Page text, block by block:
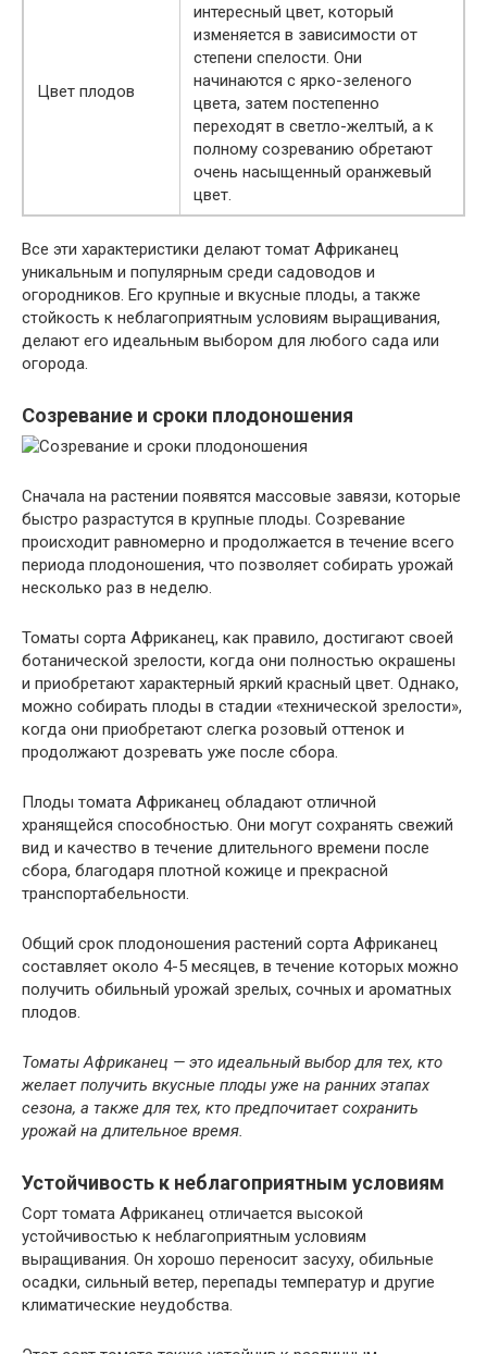
Цвет плодов
интересный цвет, который
изменяется в зависимости от
степени спелости. Они
начинаются с ярко-зеленого
цвета, затем постепенно
переходят в светло-желтый, а к
полному созреванию обретают
очень насыщенный оранжевый
цвет.
Все эти характеристики делают томат Африканец
уникальным и популярным среди садоводов и
огородников. Его крупные и вкусные плоды, а также
стойкость к неблагоприятным условиям выращивания,
делают его идеальным выбором для любого сада или
огорода.
Созревание и сроки плодоношения
Сначала на растении появятся массовые завязи, которые
быстро разрастутся в крупные плоды. Созревание
происходит равномерно и продолжается в течение всего
периода плодоношения, что позволяет собирать урожай
несколько раз в неделю.
Томаты сорта Африканец, как правило, достигают своей
ботанической зрелости, когда они полностью окрашены
и приобретают характерный яркий красный цвет. Однако,
можно собирать плоды в стадии «технической зрелости»,
когда они приобретают слегка розовый оттенок и
продолжают дозревать уже после сбора.
Плоды томата Африканец обладают отличной
хранящейся способностью. Они могут сохранять свежий
вид и качество в течение длительного времени после
сбора, благодаря плотной кожице и прекрасной
транспортабельности.
Общий срок плодоношения растений сорта Африканец
составляет около 4-5 месяцев, в течение которых можно
получить обильный урожай зрелых, сочных и ароматных
плодов.
Томаты Африканец — это идеальный выбор для тех, кто
желает получить вкусные плоды уже на ранних этапах
сезона, а также для тех, кто предпочитает сохранить
урожай на длительное время.
Устойчивость к неблагоприятным условиям
Сорт томата Африканец отличается высокой
устойчивостью к неблагоприятным условиям
выращивания. Он хорошо переносит засуху, обильные
осадки, сильный ветер, перепады температур и другие
климатические неудобства.